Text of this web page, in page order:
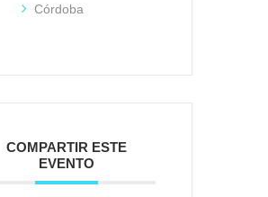
Córdoba
COMPARTIR ESTE
EVENTO